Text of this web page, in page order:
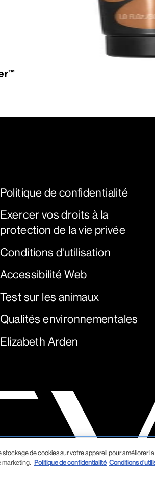
Politique de confidentialité
Exercer vos droits à la
protection de la vie privée
Conditions d'utilisation
Accessibilité Web
Test sur les animaux
Qualités environnementales
Elizabeth Arden
de cookies sur votre appareil pour améliorer
marketing. Politique de confidentialité Conditions